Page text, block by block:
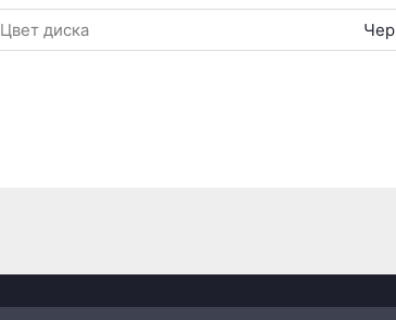
Цвет диска